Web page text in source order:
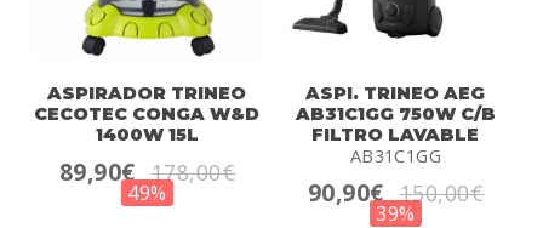
ASPIRADOR TRINEO
CECOTEC CONGA W&D
1400W 15L
89,90€ 178,00€
49%
ASPI. TRINEO AEG
AB31C1GG 750W C/B
FILTRO LAVABLE
AB31C1GG
90,90€ 150,00€
39%